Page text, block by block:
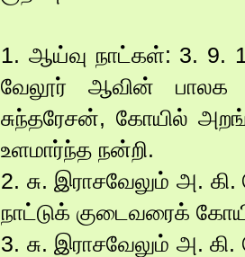
1. ஆய்வு நாட்கள்: 3. 9.
வேலூர் ஆவின் பாலக
சுந்தரேசன், கோயில்
உளமார்ந்த நன்றி.
2. சு. இராசவேலும் அ. கி.
நாட்டுக் குடைவரைக்
3. சு. இராசவேலும் அ.